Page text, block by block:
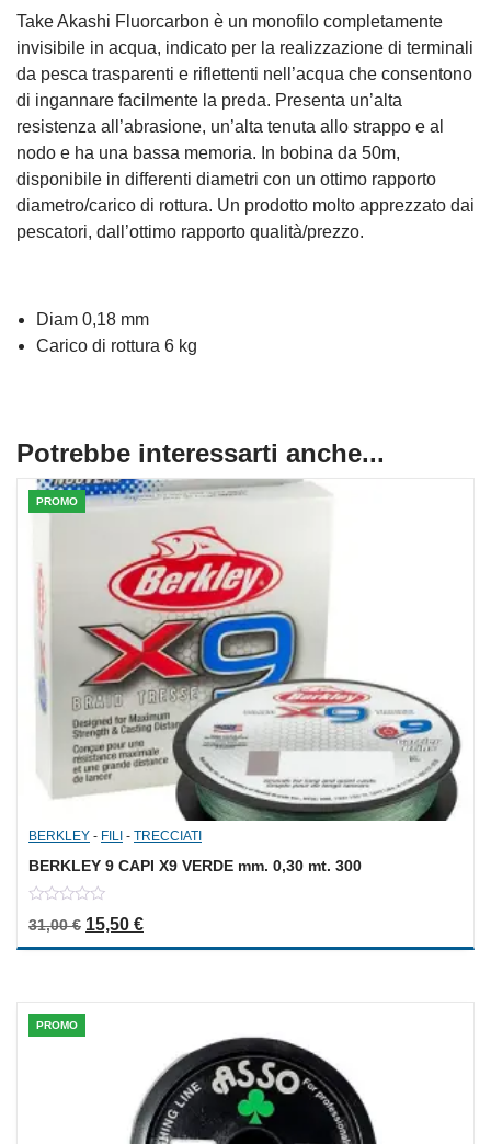
Take Akashi Fluorcarbon è un monofilo completamente
invisibile in acqua, indicato per la realizzazione di terminali
da pesca trasparenti e riflettenti nell’acqua che consentono
di ingannare facilmente la preda. Presenta un’alta
resistenza all’abrasione, un’alta tenuta allo strappo e al
nodo e ha una bassa memoria. In bobina da 50m,
disponibile in differenti diametri con un ottimo rapporto
diametro/carico di rottura. Un prodotto molto apprezzato dai
pescatori, dall’ottimo rapporto qualità/prezzo.
Diam 0,18 mm
Carico di rottura 6 kg
Potrebbe interessarti anche...
PROMO
BERKLEY - FILI - TRECCIATI
BERKLEY 9 CAPI X9 VERDE mm. 0,30 mt. 300
out
31,00€ Il prezzo originale era: 31,00 €.
15,50 €Il prezzo attuale è: 15,50 €.
PROMO